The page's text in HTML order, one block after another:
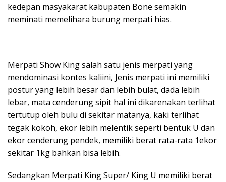
kedepan masyakarat kabupaten Bone semakin
meminati memelihara burung merpati hias.
Merpati Show King salah satu jenis merpati yang
mendominasi kontes kaliini, Jenis merpati ini memiliki
postur yang lebih besar dan lebih bulat, dada lebih
lebar, mata cenderung sipit hal ini dikarenakan terlihat
tertutup oleh bulu di sekitar matanya, kaki terlihat
tegak kokoh, ekor lebih melentik seperti bentuk U dan
ekor cenderung pendek, memiliki berat rata-rata 1ekor
sekitar 1kg bahkan bisa lebih.
Sedangkan Merpati King Super/ King U memiliki berat